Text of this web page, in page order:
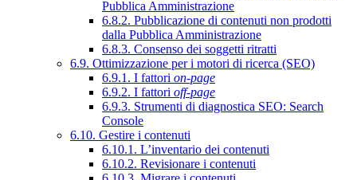
Pubblica Amministrazione
6.8.2. Pubblicazione di contenuti non prodotti
dalla Pubblica Amministrazione
6.8.3. Consenso dei soggetti ritratti
6.9. Ottimizzazione per i motori di ricerca (SEO)
6.9.1. I fattori on-page
6.9.2. I fattori off-page
6.9.3. Strumenti di diagnostica SEO: Search
Console
6.10. Gestire i contenuti
6.10.1. L’inventario dei contenuti
6.10.2. Revisionare i contenuti